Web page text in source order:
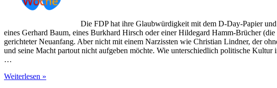
Die FDP hat ihre Glaubwürdigkeit mit dem D-Day-Papier
eines Gerhard Baum, eines Burkhard Hirsch oder einer Hildegard Hamm-Brücher
gerichteter Neuanfang. Aber nicht mit einem Narzissten wie Christian Lindner, der
und seine Macht partout nicht aufgeben möchte. Wie unterschiedlich politische
…
Christian
Weiterlesen »